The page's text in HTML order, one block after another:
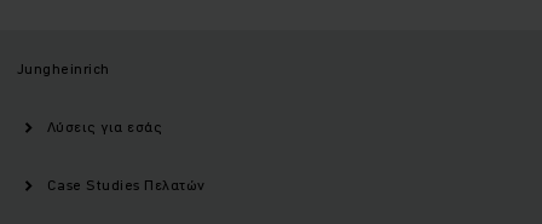
Jungheinrich
Λύσεις για εσάς
Case Studies Πελατών